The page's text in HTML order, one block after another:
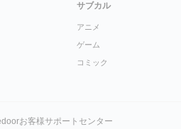
サブカル
アニメ
ゲーム
コミック
お客様サポートセンター